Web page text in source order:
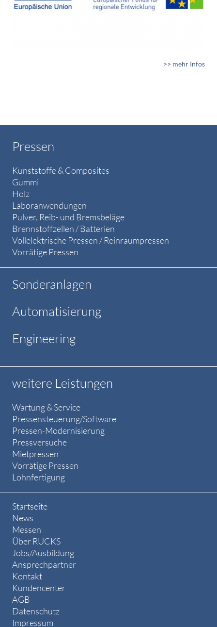
>> mehr Infos
Pressen
Kunststoffe & Composites
Gummi
Holz
Laboranwendungen
Pulver, Reib- und Bremsbeläge
Brennstoffzellen / Batterien
Vollelektrische Pressen / Reinraumpressen
Vorrätige Pressen
Sonderanlagen
Automatisierung
Engineering
weitere Leistungen
Wartung & Service
Pressensteuerung/Software
Pressen-Modernisierung
Pressversuche
Mietpressen
Vorrätige Pressen
Lohnfertigung
Startseite
News
Messen
Über RUCKS
Jobs/Ausbildung
Ansprechpartner
Kontakt
Kundencenter
AGB
Datenschutz
Impressum